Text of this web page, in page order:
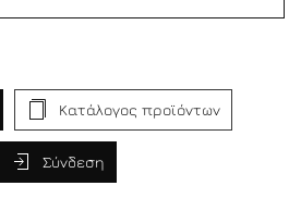
Κατάλογος προϊόντων
Σύνδεση